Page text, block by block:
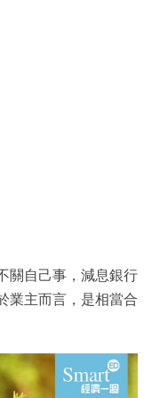
自己事，減息銀行
業主而言，是相當合